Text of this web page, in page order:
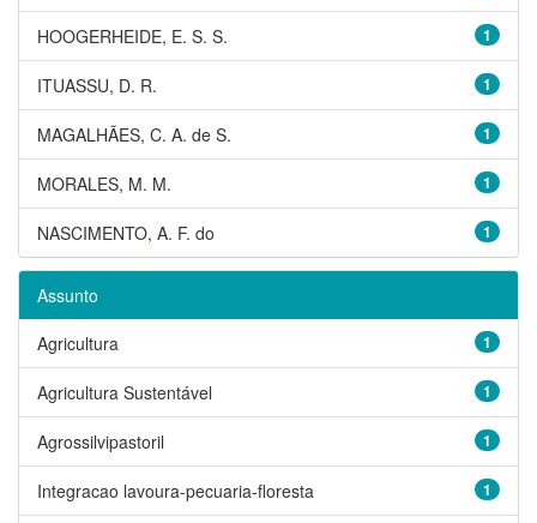
1
HOOGERHEIDE, E. S. S.
1
ITUASSU, D. R.
1
MAGALHÃES, C. A. de S.
1
MORALES, M. M.
1
NASCIMENTO, A. F. do
Assunto
1
Agricultura
1
Agricultura Sustentável
1
Agrossilvipastoril
1
Integracao lavoura-pecuaria-floresta